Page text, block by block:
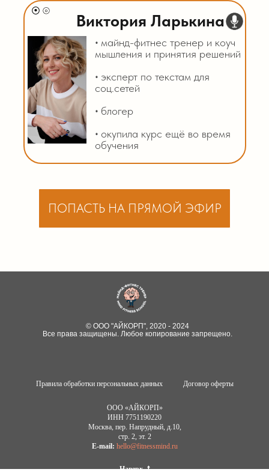
ПОПАСТЬ НА ПРЯМОЙ ЭФИР
Виктория Ларькина
‧ майнд-фитнес тренер и коуч
мышления и принятия решений
‧ эксперт по текстам для
соц.сетей
‧ блогер
‧ окупила курс ещё во время
обучения
⦿ ⦾
© ООО "АЙКОРП", 2020 - 2024
Все права защищены. Любое копирование запрещено.
Правила обработки персональных данных Договор оферты
ООО «АЙКОРП»
ИНН 7751190220
Москва, пер. Напрудный, д.10,
стр. 2, эт. 2
E-mail: hello@fitnessmind.ru
Наверх